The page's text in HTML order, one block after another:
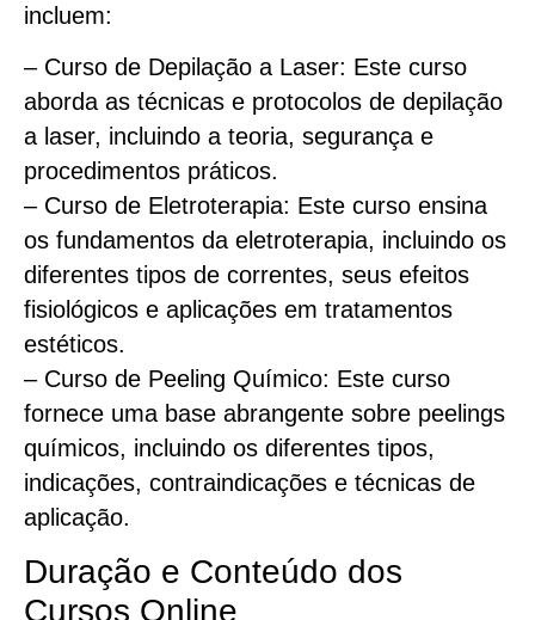
incluem:
– Curso de Depilação a Laser: Este curso
aborda as técnicas e protocolos de depilação
a laser, incluindo a teoria, segurança e
procedimentos práticos.
– Curso de Eletroterapia: Este curso ensina
os fundamentos da eletroterapia, incluindo os
diferentes tipos de correntes, seus efeitos
fisiológicos e aplicações em tratamentos
estéticos.
– Curso de Peeling Químico: Este curso
fornece uma base abrangente sobre peelings
químicos, incluindo os diferentes tipos,
indicações, contraindicações e técnicas de
aplicação.
Duração e Conteúdo dos
Cursos Online